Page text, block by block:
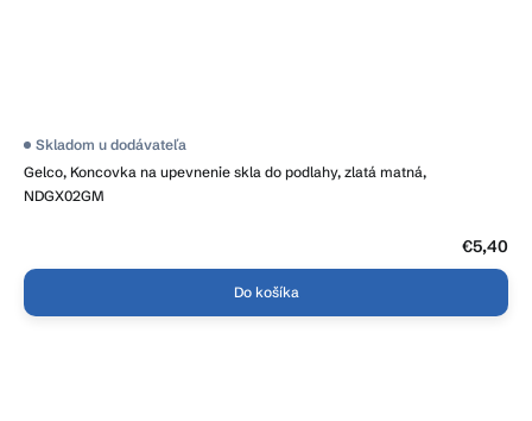
Gelco, Koncovka na upevnenie skla do podlahy, zlatá matná,
NDGX02GM
Skladom u dodávateľa
€5,40
Do košíka